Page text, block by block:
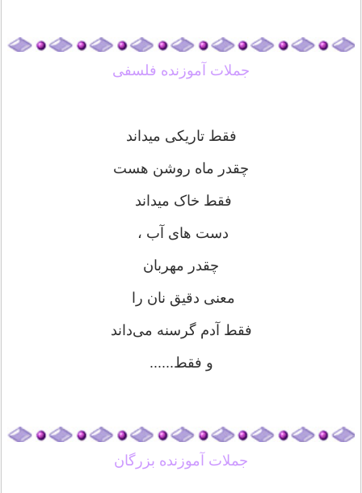
جملات آموزنده فلسفی
فقط تاریکی میداند
چقدر ماه روشن هست
فقط خاک میداند
دست های آب ،
چقدر مهربان
معنی دقیق نان را
فقط آدم گرسنه می‌داند
و فقط......
جملات آموزنده بزرگان